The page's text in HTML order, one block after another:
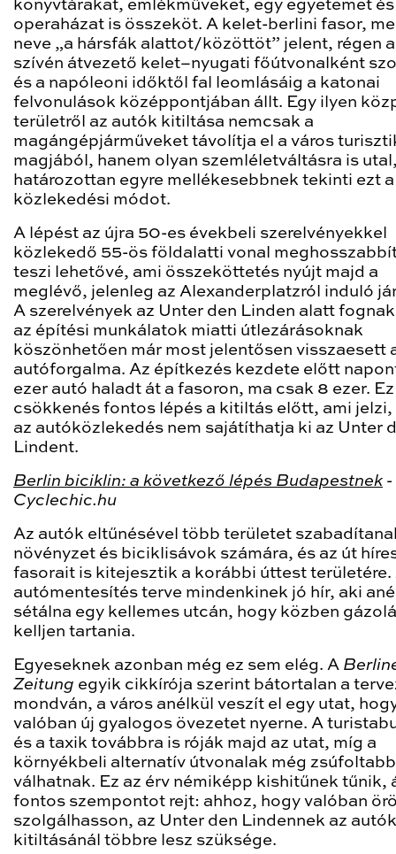
könyvtárakat, emlékműveket, egy egyetemet
operaházat is összeköt. A kelet-berlini fasor,
neve „a hársfák alattot/közöttöt” jelent, régen
szívén átvezető kelet–nyugati főútvonalként
és a napóleoni időktől fal leomlásáig a katonai
felvonulások középpontjában állt. Egy ilyen
területről az autók kitiltása nemcsak a
magángépjárműveket távolítja el a város
magjából, hanem olyan szemléletváltásra is
határozottan egyre mellékesebbnek tekinti ezt a
közlekedési módot.
A lépést az újra 50-es évekbeli szerelvényekkel
közlekedő 55-ös földalatti vonal
teszi lehetővé, ami összeköttetés nyújt majd a
meglévő, jelenleg az Alexanderplatzról induló
A szerelvények az Unter den Linden alatt
az építési munkálatok miatti útlezárásoknak
köszönhetően már most jelentősen visszaesett
autóforgalma. Az építkezés kezdete előtt
ezer autó haladt át a fasoron, ma csak 8 ezer. Ez
csökkenés fontos lépés a kitiltás előtt, ami jelzi,
az autóközlekedés nem sajátíthatja ki az Unter
Lindent.
Berlin biciklin: a következő lépés Budapestnek -
Cyclechic.hu
Az autók eltűnésével több területet
növényzet és biciklisávok számára, és az út
fasorait is kitejesztik a korábbi úttest területére.
autómentesítés terve mindenkinek jó hír, aki
sétálna egy kellemes utcán, hogy közben
kelljen tartania.
Egyeseknek azonban még ez sem elég. A
Zeitung egyik cikkírója szerint bátortalan a
mondván, a város anélkül veszít el egy utat,
valóban új gyalogos övezetet nyerne. A
és a taxik továbbra is róják majd az utat, míg a
környékbeli alternatív útvonalak még
válhatnak. Ez az érv némiképp kishitűnek tűnik,
fontos szempontot rejt: ahhoz, hogy valóban
szolgálhasson, az Unter den Lindennek az autók
kitiltásánál többre lesz szüksége.